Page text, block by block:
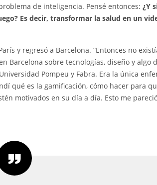
de inteligencia. Pensé entonces: ¿Y
Es decir, transformar la salud en un
y regresó a Barcelona. “Entonces no
Barcelona sobre tecnologías, diseño y algo
Pompeu y Fabra. Era la única
qué es la gamificación, cómo hacer para
motivados en su día a día. Esto me